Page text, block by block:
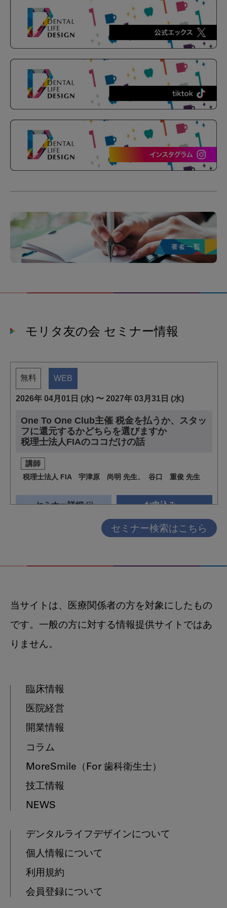
モリタ友の会 セミナー情報
セミナー検索はこちら
当サイトは、医療関係者の方を対象にしたもの
です。一般の方に対する情報提供サイトではあ
りません。
臨床情報
医院経営
開業情報
コラム
MoreSmile （For 歯科衛生士）
技工情報
NEWS
デンタルライフデザインについて
個人情報について
利用規約
会員登録について